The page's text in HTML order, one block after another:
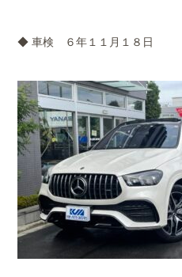
◆ 車検 ６年１１月１８日